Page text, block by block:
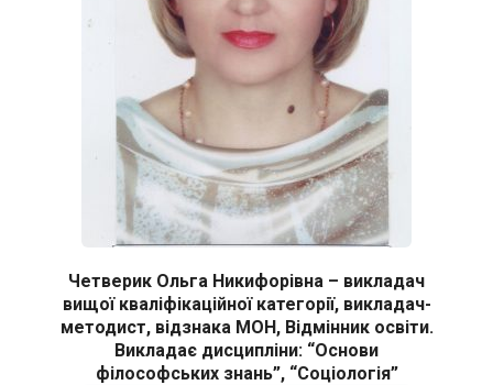
Четверик Ольга Никифорівна – викладач
вищої кваліфікаційної категорії, викладач-
методист, відзнака МОН, Відмінник освіти.
Викладає дисципліни: “Основи
філософських знань”, “Соціологія”